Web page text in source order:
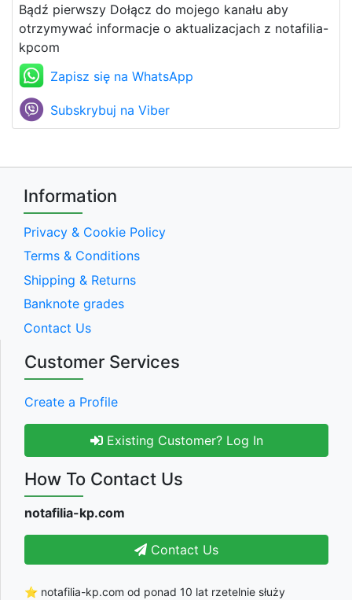
Bądź pierwszy Dołącz do mojego kanału aby
otrzymywać informacje o aktualizacjach z notafilia-
kpcom
Zapisz się na WhatsApp
Subskrybuj na Viber
Information
Privacy & Cookie Policy
Terms & Conditions
Shipping & Returns
Banknote grades
Contact Us
Customer Services
Create a Profile
Existing Customer? Log In
How To Contact Us
notafilia-kp.com
Contact Us
⭐ notafilia-kp.com od ponad 10 lat rzetelnie służy